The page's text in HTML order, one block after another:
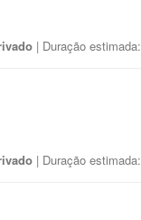
| Duração estimada:
| Duração estimada: